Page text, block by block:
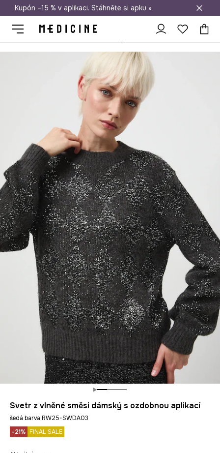
Doprava zdarma při nákupu nad 1 200 Kč
Kupón –15 % v aplikaci. Stáhněte si apku »
Svetr z vlněné směsi dámský s ozdobnou aplikací
šedá barva RW25-SWDA03
-21% FINAL SALE